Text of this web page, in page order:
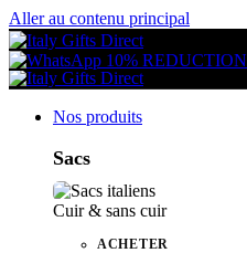
Aller au contenu principal
10% REDUCTION
Nos produits
Sacs
Cuir & sans cuir
ACHETER